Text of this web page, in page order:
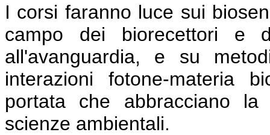
I corsi faranno luce sui
campo dei biorecettori e
all'avanguardia, e su
interazioni fotone-materia
portata che abbracciano la
scienze ambientali.